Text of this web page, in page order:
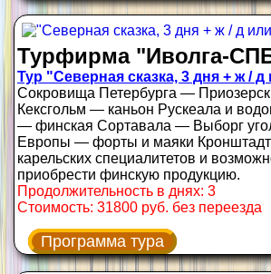
Турфирма "Иволга-
Тур "Северная сказка, 3 дня + ж /
Сокровища Петербурга — Приозерск
Кексгольм — каньон Рускеала и
— финская Сортавала — Выборг
Европы — форты и маяки
карельских специалитетов и
приобрести финскую продукцию.
Продолжительность в днях: 3
Стоимость: 31800 руб. без переезда
Программа тура